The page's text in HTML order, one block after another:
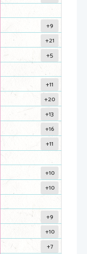
+9
+21
+5
+11
+20
+13
+16
+11
+10
+10
+9
+10
+7